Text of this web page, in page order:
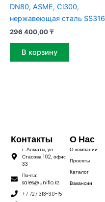
DN80, ASME, Cl300,
нержавеющая сталь SS316
296 400,00₸
В корзину
О Нас
О компании
Проекты
Каталог
Вакансии
Контакты
г. Алматы, ул.
Стасова 102, офис
33
Почта:
sales@uniflo.kz
+7 727 313-30-15